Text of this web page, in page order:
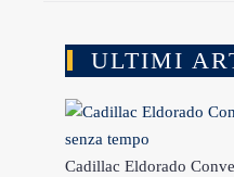
ULTIMI
Cadillac Eldorado